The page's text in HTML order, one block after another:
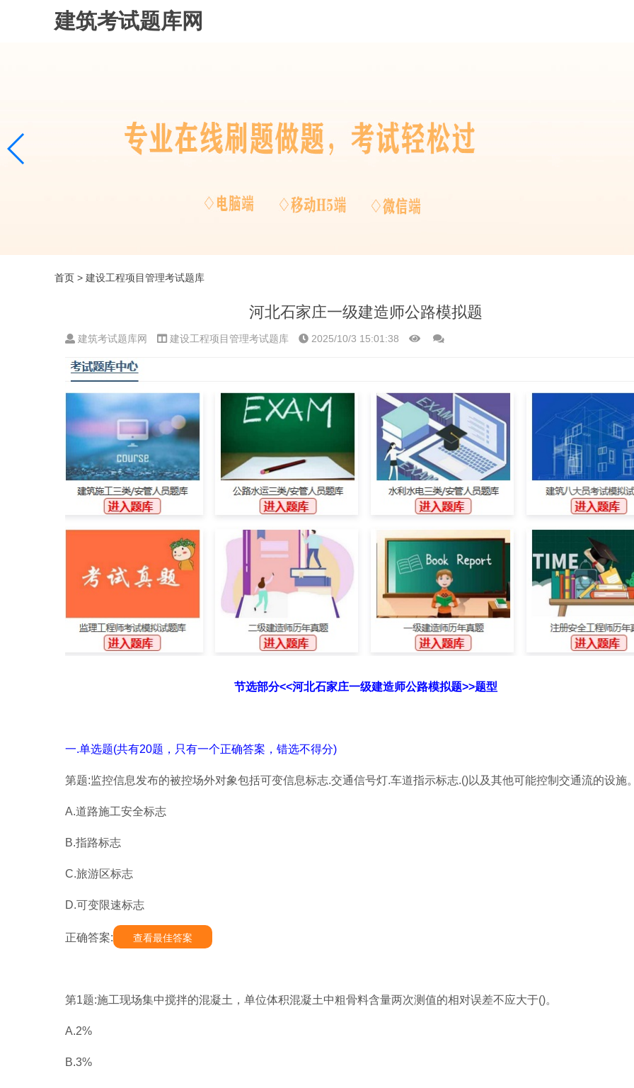
建筑考试题库网
首页 > 建设工程项目管理考试题库
河北石家庄一级建造师公路模拟题
建筑考试题库网 建设工程项目管理考试题库 2025/10/3 15:01:38
节选部分<<河北石家庄一级建造师公路模拟题>>题型
一.单选题(共有20题，只有一个正确答案，错选不得分)
第题:监控信息发布的被控场外对象包括可变信息标志.交通信号灯.车道指示标志.()以及其他可能控制交通流的设施
A.道路施工安全标志
B.指路标志
C.旅游区标志
D.可变限速标志
正确答案: 查看最佳答案
第1题:施工现场集中搅拌的混凝土，单位体积混凝土中粗骨料含量两次测值的相对误差不应大于()。
A.2%
B.3%